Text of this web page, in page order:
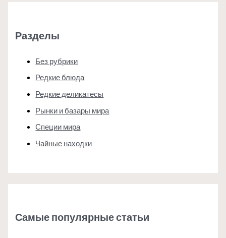
Разделы
Без рубрики
Редкие блюда
Редкие деликатесы
Рынки и базары мира
Специи мира
Чайные находки
Самые популярные статьи